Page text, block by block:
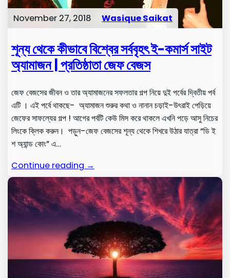
November 27, 2018 Wasique Saikat
শূন্য থেকে কীভাবে বিশ্বের সর্ববৃহৎ ই-কমার্স সাইট
অ্যামাজন | প্রতিষ্ঠাতা জেফ বেজস
জেফ বেজসের জীবন ও তার অ্যামাজনের সফলতার গল্প নিয়ে দুই পর্বের দ্বিতীয় পর্ব
এটি । এই পর্বে থাকছে- অ্যামাজন শুরুর কথা ও নানান চড়াই-উৎরাই পেড়িয়ে
জেফের সাফল্যের গল্প ! আগের পর্বটি কেউ মিস করে থাকলে এখনি পড়ে আসু নিচের
লিংকে ক্লিক করুন। পড়ুন-জেফ বেজসের শূন্য থেকে শিখরে উঠার যাত্রা “ডি ই
শ অ্যান্ড কোং” এ…
Continue reading →